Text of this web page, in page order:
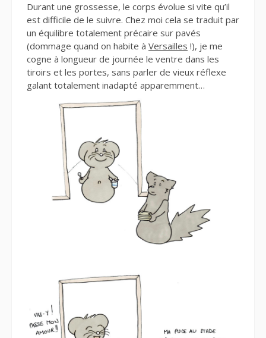
Durant une grossesse, le corps évolue si vite qu’il
est difficile de le suivre. Chez moi cela se traduit par
un équilibre totalement précaire sur pavés
(dommage quand on habite à Versailles !), je me
cogne à longueur de journée le ventre dans les
tiroirs et les portes, sans parler de vieux réflexe
galant totalement inadapté apparemment…